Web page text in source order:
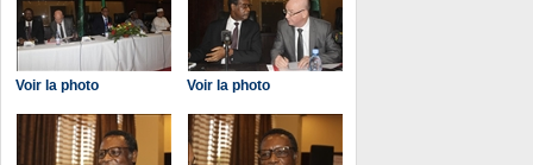
Voir la photo Voir la photo